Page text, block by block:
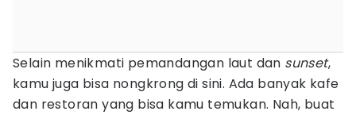
Selain menikmati pemandangan laut dan sunset,
kamu juga bisa nongkrong di sini. Ada banyak kafe
dan restoran yang bisa kamu temukan. Nah, buat